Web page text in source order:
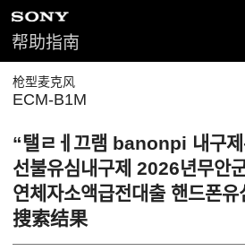
帮助指南
枪型麦克风
ECM-B1M
“탤ㄹㅔ끄램 banonpi 내구제
선불유심내구제 2026년무안
연체자소액급전대출 핸드폰
搜索结果